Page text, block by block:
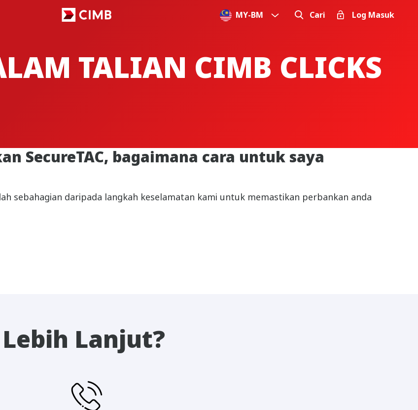
MY-BM Cari Log Masuk
TALIAN CIMB CLICKS
SecureTAC, bagaimana cara untuk saya
sebahagian daripada langkah keselamatan kami untuk memastikan perbankan anda
Lanjut?